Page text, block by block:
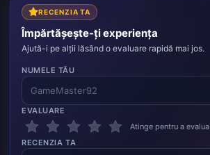
RECENZIA TA
Împărtășește-ți experiența
Ajută-i pe alții lăsând o evaluare rapidă mai jos.
NUMELE TĂU
EVALUARE
Atinge pentru a evalua
RECENZIA TA